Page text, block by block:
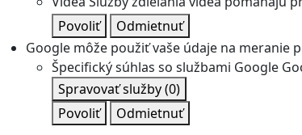
Povoliť
Odmietnuť
Google môže použiť vaše údaje na
Špecifický súhlas so službami Google
Spravovať služby(0)
Povoliť
Odmietnuť